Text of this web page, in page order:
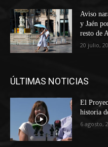
Aviso
y Jaén
resto de
20 julio,
ÚLTIMAS NOTICIAS
El
historia
6 agosto,